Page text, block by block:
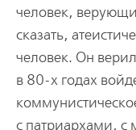
человек,
сказать,
человек. Он
в 80-х годах
с патриархами, с